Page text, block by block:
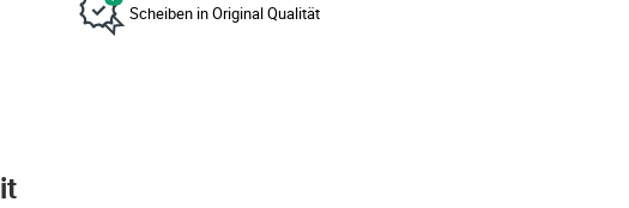
Scheiben in Original Qualität